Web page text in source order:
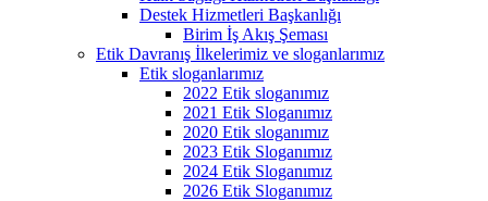
Destek Hizmetleri Başkanlığı
Birim İş Akış Şeması
Etik Davranış İlkelerimiz ve sloganlarımız
Etik sloganlarımız
2022 Etik sloganımız
2021 Etik Sloganımız
2020 Etik sloganımız
2023 Etik Sloganımız
2024 Etik Sloganımız
2026 Etik Sloganımız